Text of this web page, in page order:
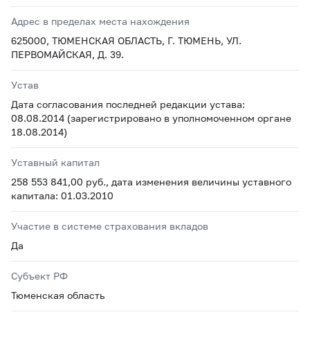
Адрес в пределах места нахождения
625000, ТЮМЕНСКАЯ ОБЛАСТЬ, Г. ТЮМЕНЬ, УЛ.
ПЕРВОМАЙСКАЯ, Д. 39.
Устав
Дата согласования последней редакции устава:
08.08.2014 (зарегистрировано в уполномоченном органе
18.08.2014)
Уставный капитал
258 553 841,00 руб., дата изменения величины уставного
капитала: 01.03.2010
Участие в системе страхования вкладов
Да
Субъект РФ
Тюменская область